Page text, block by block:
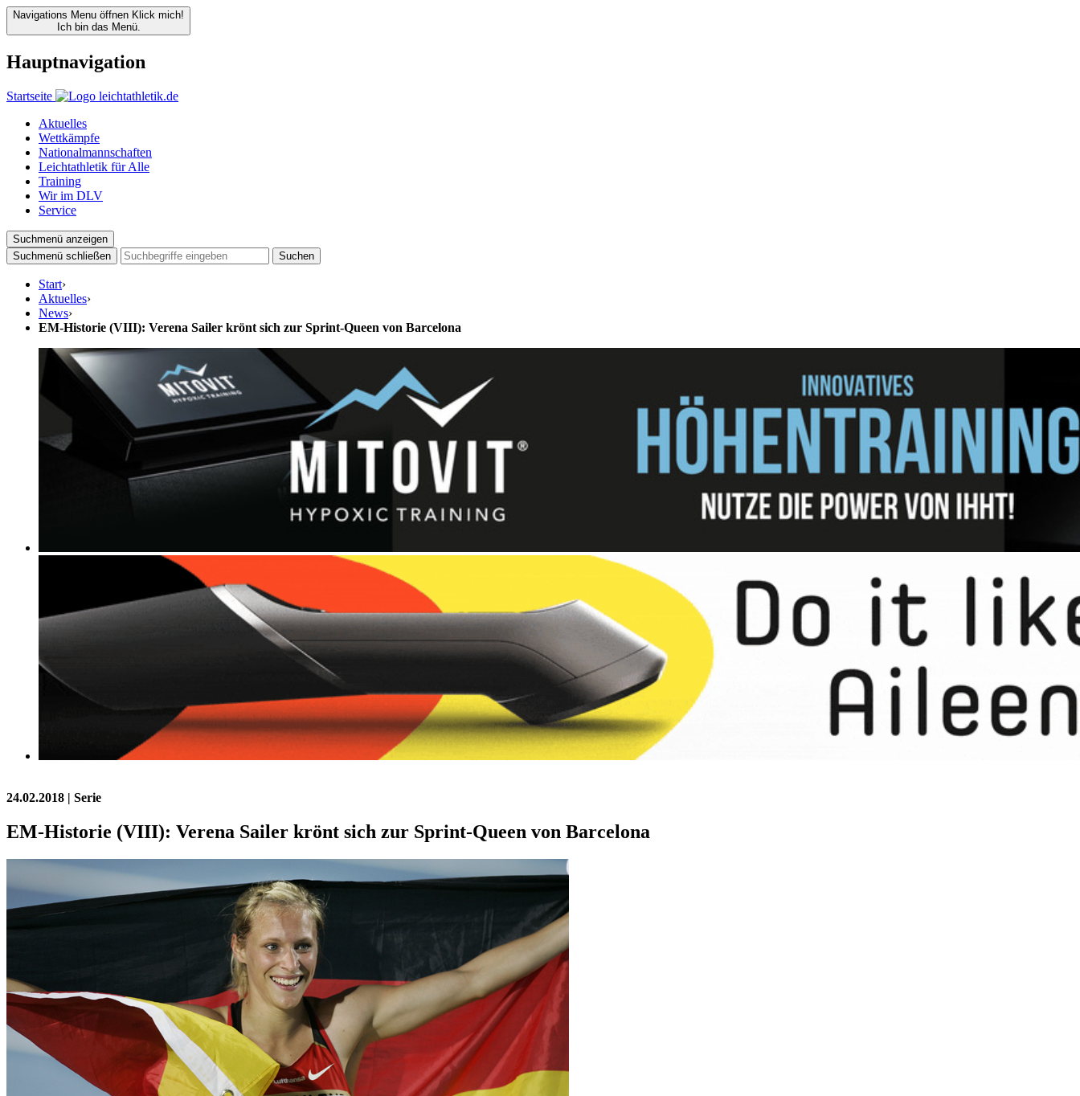
Navigations Menu öffnen Klick mich!
Ich bin das Menü.
Hauptnavigation
Startseite
Aktuelles
Wettkämpfe
Nationalmannschaften
Leichtathletik für Alle
Training
Wir im DLV
Service
Suchmenü anzeigen
Suchmenü schließen
Suchen
Start›
Aktuelles›
News›
EM-Historie (VIII): Verena Sailer krönt sich zur Sprint-Queen von Barcelona
24.02.2018 | Serie
EM-Historie (VIII): Verena Sailer krönt sich zur Sprint-Queen von Barcelona